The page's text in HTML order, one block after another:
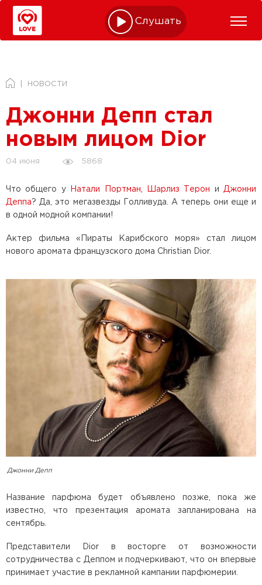
Слушать online
НОВОСТИ
Джонни Депп стал
новым лицом Dior
04 июня 5868
Что общего у Натали Портман Шарлиз Терон и Джонни
Деппа? Да, это мегазвезды Голливуда. А теперь они еще и
в одной модной компании!
Актер фильма «Пираты Карибского моря» стал лицом
нового аромата французского дома Christian Dior.
Джонни Депп
Название парфюма будет объявлено позже, пока же
известно, что презентация аромата запланирована на
сентябрь.
Представители Dior в восторге от возможности
сотрудничества с Деппом и подчеркивают, что он впервые
принимает участие в рекламной кампании парфюмерии.